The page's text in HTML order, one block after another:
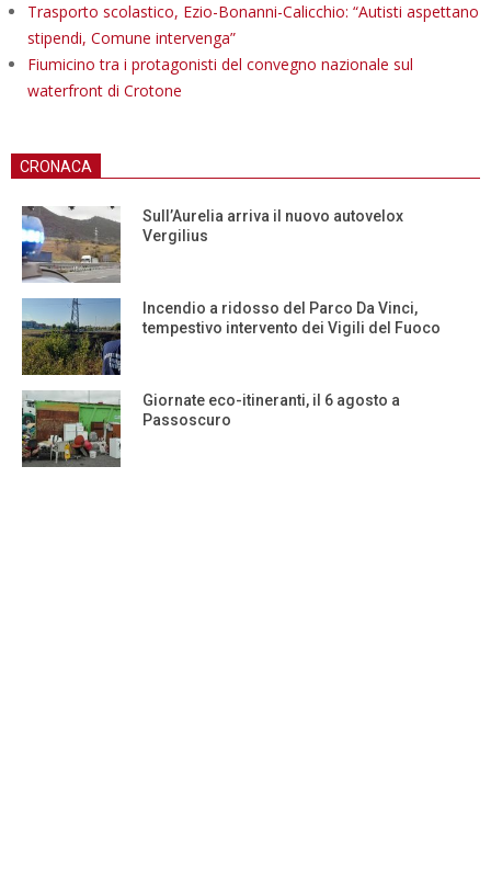
Trasporto scolastico, Ezio-Bonanni-Calicchio: “Autisti aspettano
stipendi, Comune intervenga”
Fiumicino tra i protagonisti del convegno nazionale sul
waterfront di Crotone
CRONACA
Sull’Aurelia arriva il nuovo autovelox
Vergilius
Incendio a ridosso del Parco Da Vinci,
tempestivo intervento dei Vigili del Fuoco
Giornate eco-itineranti, il 6 agosto a
Passoscuro